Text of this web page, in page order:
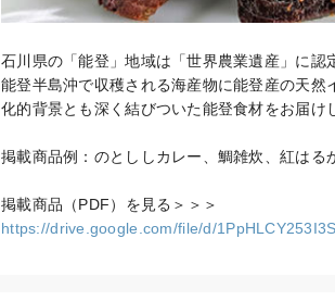
石川県の「能登」地域は「世界農業遺産」に認
能登半島沖で収穫される海産物に能登産の天
化的背景とも深く結びついた能登食材をお届け
掲載商品例：のとししカレー、鯛雑炊、紅はる
https://drive.google.com/file/d/